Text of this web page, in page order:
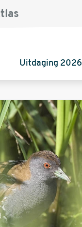
Uitdaging 2026